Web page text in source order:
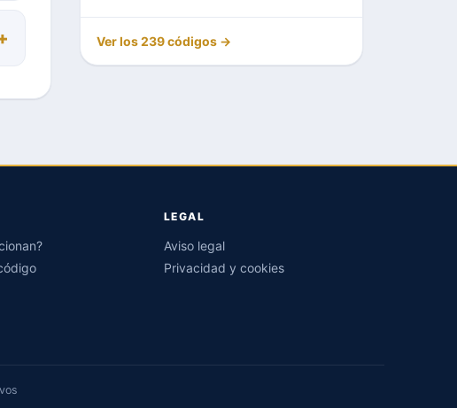
Ver los 239 códigos →
LEGAL
Aviso legal
Privacidad y cookies